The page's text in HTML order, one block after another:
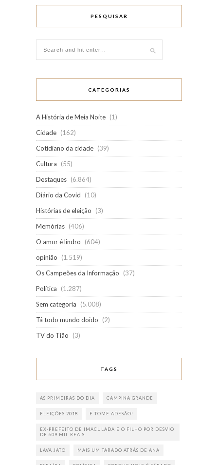
PESQUISAR
CATEGORIAS
A História de Meia Noite (1)
Cidade (162)
Cotidiano da cidade (39)
Cultura
(55)
Destaques (6.864)
Diário da Covid
(10)
Histórias de eleição
(3)
Memórias (406)
O amor é lindro
(604)
opinião
(1.519)
Os Campeões da Informação
(37)
Política
(1.287)
Sem categoria
(5.008)
Tá todo mundo doido
(2)
TV do Tião
(3)
TAGS
AS PRIMEIRAS DO DIA CAMPINA GRANDE
ELEIÇÕES 2018 E TOME ADESÃO!
EX-PREFEITO DE IMACULADA E O FILHO POR DESVIO
DE 609 MIL REAIS
LAVA JATO MAIS UM TARADO ATRÁS DE ANA